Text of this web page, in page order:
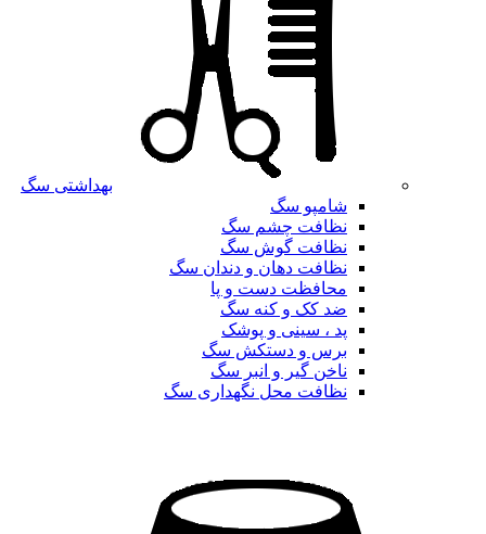
بهداشتی سگ
شامپو سگ
نظافت چشم سگ
نظافت گوش سگ
نظافت دهان و دندان سگ
محافظت دست و پا
ضد کک و کنه سگ
پد ، سینی و پوشک
برس و دستکش سگ
ناخن گیر و انبر سگ
نظافت محل نگهداری سگ